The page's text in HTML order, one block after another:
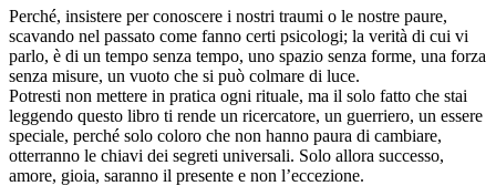
Perché, insistere per conoscere i nostri traumi o le nostre paure,
scavando nel passato come fanno certi psicologi; la verità di cui vi
parlo, è di un tempo senza tempo, uno spazio senza forme, una forza
senza misure, un vuoto che si può colmare di luce.
Potresti non mettere in pratica ogni rituale, ma il solo fatto che stai
leggendo questo libro ti rende un ricercatore, un guerriero, un essere
speciale, perché solo coloro che non hanno paura di cambiare,
otterranno le chiavi dei segreti universali. Solo allora successo,
amore, gioia, saranno il presente e non l’eccezione.